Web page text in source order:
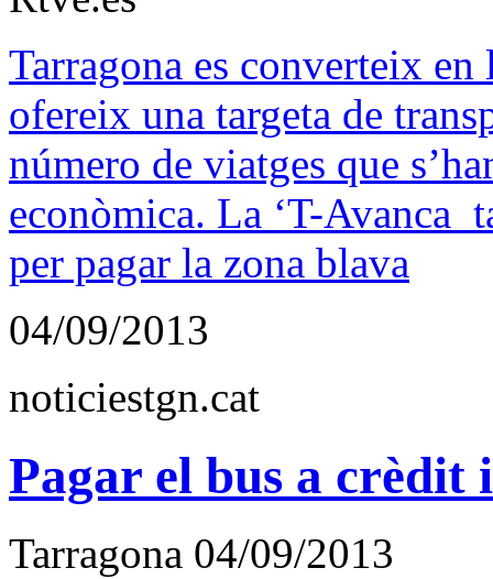
Tarragona es converteix
ofereix una targeta de
número de viatges que
econòmica. La ‘T-Avanca
per pagar la zona blava
04/09/2013
noticiestgn.cat
Pagar el bus a
Tarragona 04/09/2013